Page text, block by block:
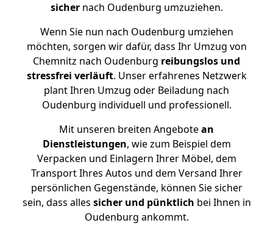
sichernach Oudenburg umzuziehen.
Wenn Sie nun nach Oudenburg umziehen
möchten, sorgen wir dafür, dass Ihr Umzug von
Chemnitz nach Oudenburg reibungslos und
stressfrei verläuft. Unser erfahrenes Netzwerk
plant Ihren Umzug oder Beiladung nach
Oudenburg individuell und professionell.
Mit unseren breiten Angebotean
Dienstleistungen, wie zum Beispiel dem
Verpacken und Einlagern Ihrer Möbel, dem
Transport Ihres Autos und dem Versand Ihrer
persönlichen Gegenstände, können Sie sicher
sein, dass alles sicher und pünktlich bei Ihnen in
Oudenburg ankommt.